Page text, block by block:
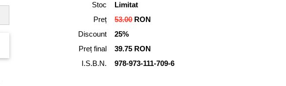
Stoc
Limitat
Preț
53.00RON
Discount
25%
Preț final
39.75 RON
I.S.B.N.
978-973-111-709-6